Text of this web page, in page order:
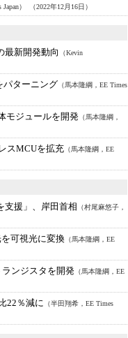
） （2022年12月16日）
最新開発動向 （Kevin
パターニング （馬本隆綱，EE Times
モジュールを開発 （馬本隆綱，
スMCUを拡充 （馬本隆綱，EE
支援」、岸田首相 （村尾麻悠子，
可視光に変換 （馬本隆綱，EE
ンジスタを開発 （馬本隆綱，EE
22％減に （半田翔希，EE Times